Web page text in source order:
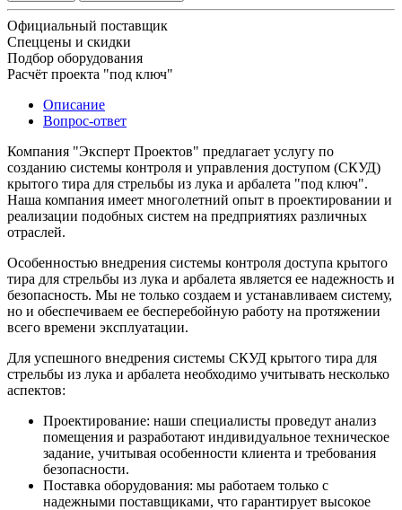
Официальный поставщик
Спеццены и скидки
Подбор оборудования
Расчёт проекта "под ключ"
Описание
Вопрос-ответ
Компания "Эксперт Проектов" предлагает услугу по
созданию системы контроля и управления доступом (СКУД)
крытого тира для стрельбы из лука и арбалета "под ключ".
Наша компания имеет многолетний опыт в проектировании и
реализации подобных систем на предприятиях различных
отраслей.
Особенностью внедрения системы контроля доступа крытого
тира для стрельбы из лука и арбалета является ее надежность и
безопасность. Мы не только создаем и устанавливаем систему,
но и обеспечиваем ее бесперебойную работу на протяжении
всего времени эксплуатации.
Для успешного внедрения системы СКУД крытого тира для
стрельбы из лука и арбалета необходимо учитывать несколько
аспектов:
Проектирование: наши специалисты проведут анализ
помещения и разработают индивидуальное техническое
задание, учитывая особенности клиента и требования
безопасности.
Поставка оборудования: мы работаем только с
надежными поставщиками, что гарантирует высокое